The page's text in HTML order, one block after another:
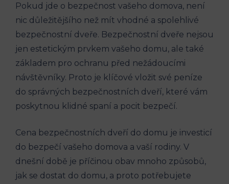
Pokud jde o bezpečnost vašeho domova, není
nic důležitějšího než mít vhodné a spolehlivé
bezpečnostní dveře. Bezpečnostní dveře nejsou
jen estetickým prvkem vašeho domu, ale také
základem pro ochranu před nežádoucími
návštěvníky. Proto je klíčové vložit své peníze
do správných bezpečnostních dveří, které vám
poskytnou klidné spaní a pocit bezpečí.
Cena bezpečnostních dveří do domu je investicí
do bezpečí vašeho domova a vaší rodiny. V
dnešní době je příčinou obav mnoho způsobů,
jak se dostat do domu, a proto potřebujete